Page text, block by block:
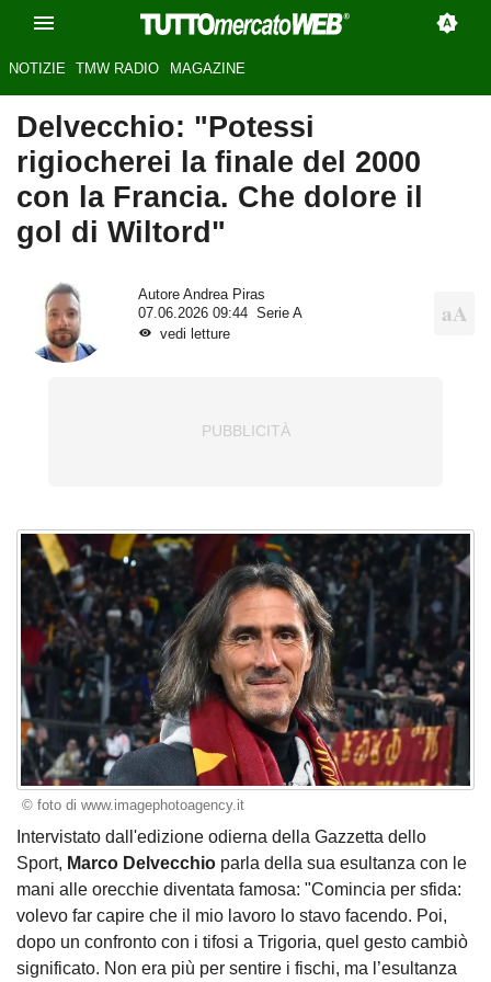
NOTIZIE TMW RADIO MAGAZINE
Delvecchio: "Potessi
rigiocherei la finale del 2000
con la Francia. Che dolore il
gol di Wiltord"
Autore Andrea Piras
07.06.2026 09:44
Serie A
vedi letture
© foto di www.imagephotoagency.it
Intervistato dall'edizione odierna della Gazzetta dello
Sport, Marco Delvecchio parla della sua esultanza con le
mani alle orecchie diventata famosa: "Comincia per sfida:
volevo far capire che il mio lavoro lo stavo facendo. Poi,
dopo un confronto con i tifosi a Trigoria, quel gesto cambiò
significato. Non era più per sentire i fischi, ma l’esultanza